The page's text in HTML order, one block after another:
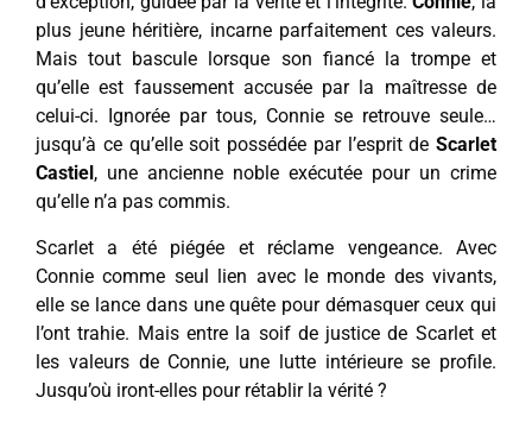
plus jeune héritière, incarne parfaitement ces valeurs.
Mais tout bascule lorsque son fiancé la trompe et
qu’elle est faussement accusée par la maîtresse de
celui-ci. Ignorée par tous, Connie se retrouve seule…
jusqu’à ce qu’elle soit possédée par l’esprit de Scarlet
Castiel, une ancienne noble exécutée pour un crime
qu’elle n’a pas commis.
Scarlet a été piégée et réclame vengeance. Avec
Connie comme seul lien avec le monde des vivants,
elle se lance dans une quête pour démasquer ceux qui
l’ont trahie. Mais entre la soif de justice de Scarlet et
les valeurs de Connie, une lutte intérieure se profile.
Jusqu’où iront-elles pour rétablir la vérité ?